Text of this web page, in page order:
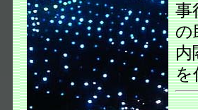
事
の
内
を